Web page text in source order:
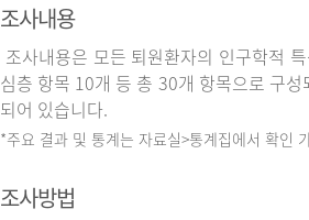
조사내용
조사내용은 모든 퇴원환자의 인구학적
심층 항목 10개 등 총 30개 항목으로 구
되어 있습니다.
*주요 결과 및 통계는 자료실>통계집에서 확인
조사방법